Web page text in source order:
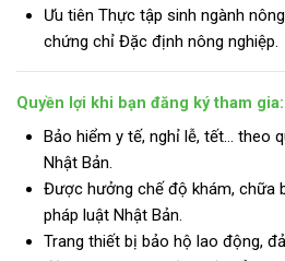
Ưu tiên Thực tập sinh ngành
chứng chỉ Đặc định nông nghiệp.
Quyền lợi khi bạn đăng ký tham gia:
Bảo hiểm y tế, nghỉ lễ, tết… theo
Nhật Bản.
Được hưởng chế độ khám, chữa
pháp luật Nhật Bản.
Trang thiết bị bảo hộ lao động,